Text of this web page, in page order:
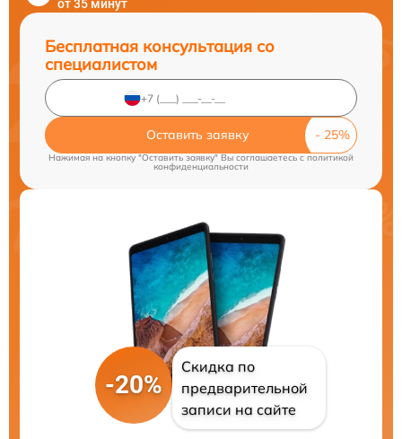
от 35 минут
Бесплатная консультация со
специалистом
Оставить заявку
Нажимая на кнопку "Оставить заявку" Вы соглашаетесь cполитикой
конфиденциальности
-20%
Скидка по
предварительной
записи на сайте